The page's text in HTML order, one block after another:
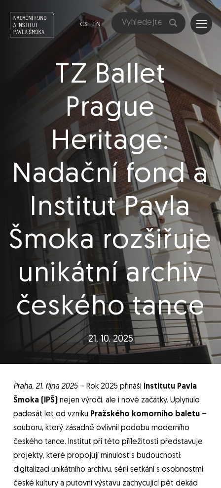
CS EN
TZ Ballet
Prague
Heritage:
Nadační fond a
Institut Pavla
Šmoka rozšiřuje
unikátní archiv
českého tance
21. 10. 2025
Praha, 21. října 2025 –Rok 2025 přináší
Institutu Pavla
Šmoka (IPŠ)
nejen výročí, ale i nové začátky. Uplynulo
padesát let od vzniku Pražského komorního baletu–
souboru, který zásadně ovlivnil podobu moderního
českého tance. Institut při této příležitosti představuje
projekty, které propojují minulost s budoucností:
digitalizaci unikátního archivu, sérii setkání s osobnostmi
české kultury a putovní výstavu zachycující pět dekád